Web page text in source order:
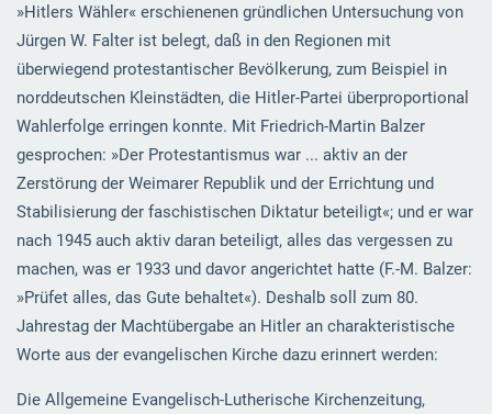
»Hitlers Wähler« erschienenen gründlichen Untersuchung von
Jürgen W. Falter ist belegt, daß in den Regionen mit
überwiegend protestantischer Bevölkerung, zum Beispiel in
norddeutschen Kleinstädten, die Hitler-Partei überproportional
Wahlerfolge erringen konnte. Mit Friedrich-Martin Balzer
gesprochen: »Der Protestantismus war ... aktiv an der
Zerstörung der Weimarer Republik und der Errichtung und
Stabilisierung der faschistischen Diktatur beteiligt«; und er war
nach 1945 auch aktiv daran beteiligt, alles das vergessen zu
machen, was er 1933 und davor angerichtet hatte (F.-M. Balzer:
»Prüfet alles, das Gute behaltet«). Deshalb soll zum 80.
Jahrestag der Machtübergabe an Hitler an charakteristische
Worte aus der evangelischen Kirche dazu erinnert werden:
Die Allgemeine Evangelisch-Lutherische Kirchenzeitung,